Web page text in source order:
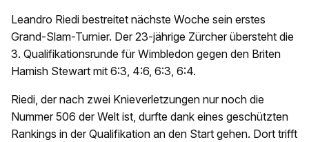
Leandro Riedi bestreitet nächste Woche sein erstes
Grand-Slam-Turnier. Der 23-jährige Zürcher übersteht die
3. Qualifikationsrunde für Wimbledon gegen den Briten
Hamish Stewart mit 6:3, 4:6, 6:3, 6:4.
Riedi, der nach zwei Knieverletzungen nur noch die
Nummer 506 der Welt ist, durfte dank eines geschützten
Rankings in der Qualifikation an den Start gehen. Dort trifft